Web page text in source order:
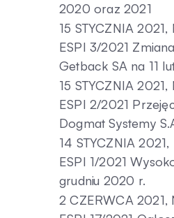
2020 oraz 2021
15 STYCZNIA
ESPI 3/2021
Getback SA na 11
15 STYCZNIA
ESPI 2/2021
Dogmat Systemy
14 STYCZNIA
ESPI 1/2021
grudniu 2020 r.
2 CZERWCA 2021,